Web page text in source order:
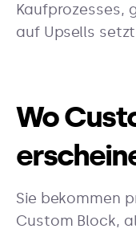
Kaufprozesses,
auf Upsells
Wo
Sie bekommen
Custom Block,